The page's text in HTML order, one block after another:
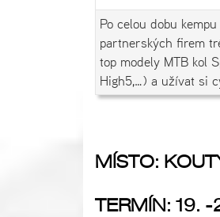
Po celou dobu
partnerských firem
top modely MTB kol
High5,…) a užívat si
MÍSTO:
TERMÍN: 19.